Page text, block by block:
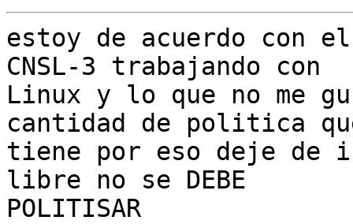
estoy de acuerdo con
CNSL-3 trabajando con
Linux y lo que no me
cantidad de politica
tiene por eso deje de
libre no se DEBE
POLITISAR